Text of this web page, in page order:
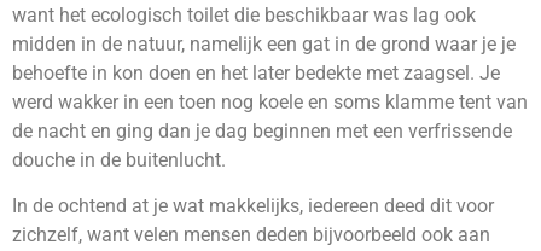
want het ecologisch toilet die beschikbaar was lag ook
midden in de natuur, namelijk een gat in de grond waar je je
behoefte in kon doen en het later bedekte met zaagsel. Je
werd wakker in een toen nog koele en soms klamme tent van
de nacht en ging dan je dag beginnen met een verfrissende
douche in de buitenlucht.
In de ochtend at je wat makkelijks, iedereen deed dit voor
zichzelf, want velen mensen deden bijvoorbeeld ook aan